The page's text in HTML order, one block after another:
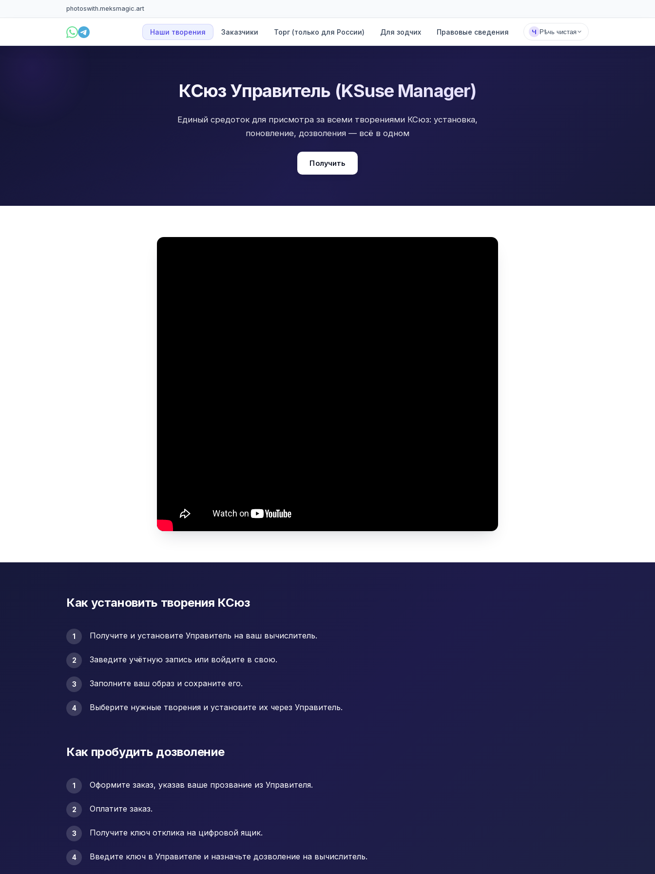
photoswith.meksmagic.art
Наши творения Заказчики Торг (только для России) Для зодчих Правовые сведения Ч Рѣчь чистая
КСюз Управитель (KSuse Manager)
Единый средоток для присмотра за всеми творениями КСюз: установка,
поновление, дозволения — всё в одном
Получить
Как установить творения КСюз
Получите и установите Управитель на ваш вычислитель.
Заведите учётную запись или войдите в свою.
Заполните ваш образ и сохраните его.
Выберите нужные творения и установите их через Управитель.
Как пробудить дозволение
Оформите заказ, указав ваше прозвание из Управителя.
Оплатите заказ.
Получите ключ отклика на цифровой ящик.
Введите ключ в Управителе и назначьте дозволение на вычислитель.